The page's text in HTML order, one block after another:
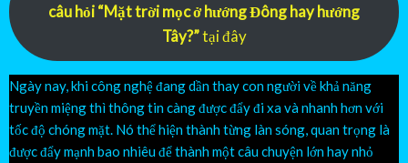
câu hỏi “Mặt trời mọc ở hướng Đông hay hướng
Tây?”tại đây
Ngày nay, khi công nghệ đang dần thay con người về khả năng
truyền miệng thì thông tin càng được đẩy đi xa và nhanh hơn với
tốc độ chóng mặt. Nó thể hiện thành từng làn sóng, quan trọng là
được đẩy mạnh bao nhiêu để thành một câu chuyện lớn hay nhỏ